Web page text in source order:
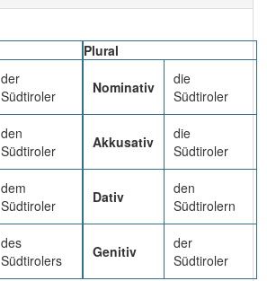
der
Südtiroler
den
Südtiroler
dem
Südtiroler
des
Südtirolers
Plural
Nominativ
die
Südtiroler
Akkusativ
die
Südtiroler
Dativ
den
Südtirolern
Genitiv
der
Südtiroler